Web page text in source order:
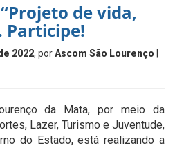
de vida,
Participe!
2022, porAscom São Lourenço
da Mata, por meio da
Lazer, Turismo e Juventude,
do Estado, está realizando a